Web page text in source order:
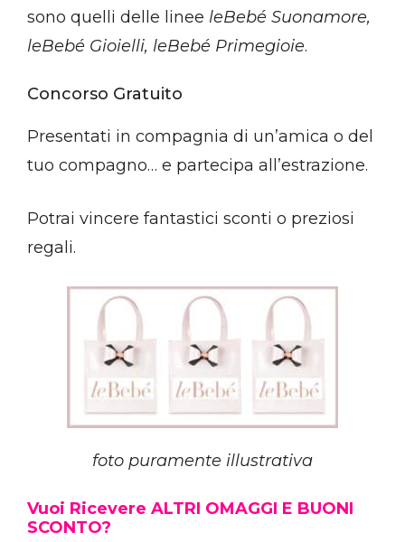
sono quelli delle linee leBebé Suonamore,
leBebé Gioielli, leBebé Primegioie.
Concorso Gratuito
Presentati in compagnia di un’amica o del
tuo compagno… e partecipa all’estrazione.
Potrai vincere fantastici sconti o preziosi
regali.
foto puramente illustrativa
Vuoi Ricevere ALTRI OMAGGI E BUONI
SCONTO?